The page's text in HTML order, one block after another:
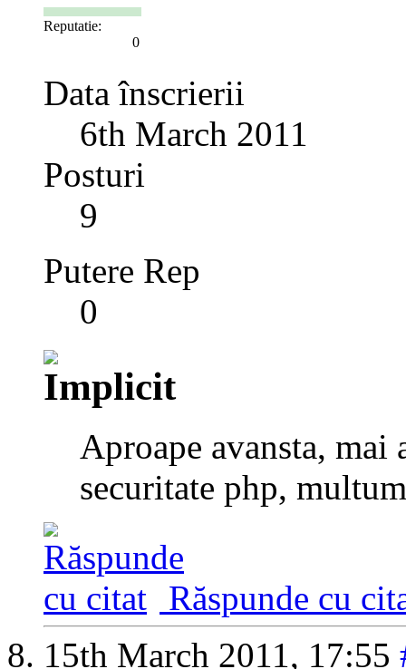
Reputatie:
0
Data înscrierii
6th March 2011
Posturi
9
Putere Rep
0
Aproape avansta,
securitate php,
Răspunde cu
15th March 2011, 17:55